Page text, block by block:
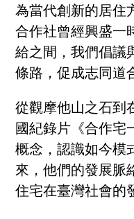
為當代創新的居住
合作社曾經興盛一
給之間，我們倡議
條路，促成志同道
從觀摩他山之石到
國紀錄片《合作宅
概念，認識如今模
來，他們的發展脈
住宅在臺灣社會的